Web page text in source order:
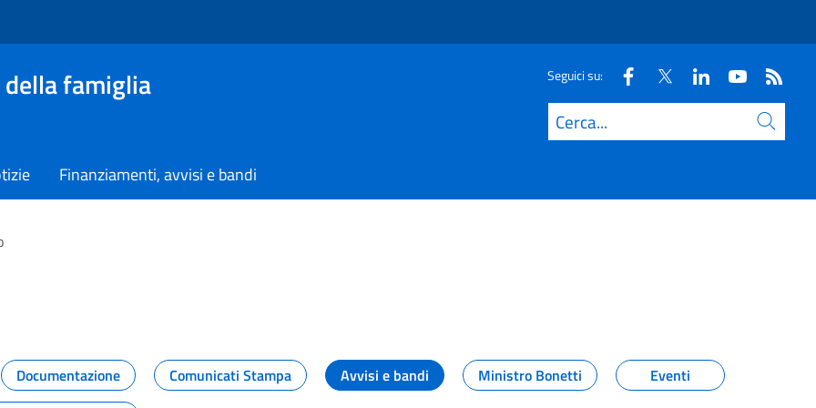
famiglia Seguici su:
Cerca
Finanziamenti, avvisi e bandi
dal Dipartimento
Documentazione Comunicati Stampa Avvisi e bandi Ministro Bonetti
Eventi